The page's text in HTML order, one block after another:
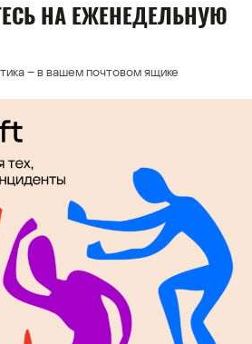
НА ЕЖЕНЕДЕЛЬНУЮ
– в вашем почтовом ящике